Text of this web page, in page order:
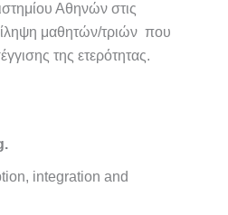
Αθηνών στις
μαθητών/τριών που
της ετερότητας.
integration and